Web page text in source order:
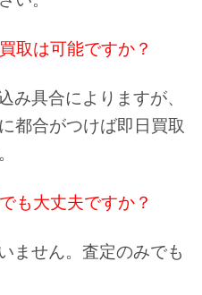
取は可能ですか？
み具合によりますが、
都合がつけば即日買取
も大丈夫ですか？
ません。査定のみでも